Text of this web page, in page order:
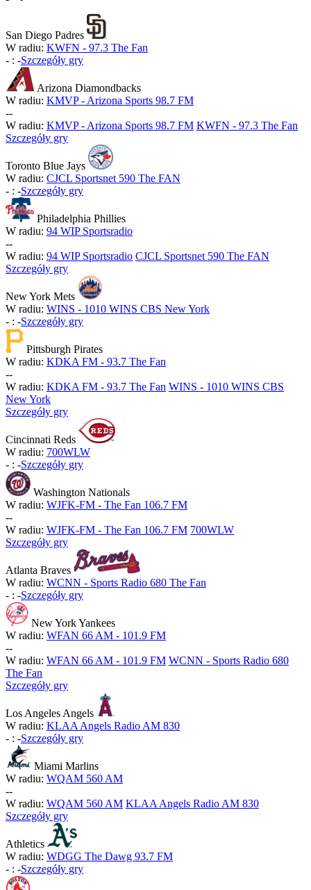
San Diego Padres
W radiu: KWFN - 97.3 The Fan
- : -Szczegóły gry
Arizona Diamondbacks
W radiu: KMVP - Arizona Sports 98.7 FM
--
W radiu: KMVP - Arizona Sports 98.7 FM KWFN - 97.3 The Fan
Szczegóły gry
Toronto Blue Jays
W radiu: CJCL Sportsnet 590 The FAN
- : -Szczegóły gry
Philadelphia Phillies
W radiu: 94 WIP Sportsradio
--
W radiu: 94 WIP Sportsradio CJCL Sportsnet 590 The FAN
Szczegóły gry
New York Mets
W radiu: WINS - 1010 WINS CBS New York
- : -Szczegóły gry
Pittsburgh Pirates
W radiu: KDKA FM - 93.7 The Fan
--
W radiu: KDKA FM - 93.7 The Fan WINS - 1010 WINS CBS
New York
Szczegóły gry
Cincinnati Reds
W radiu: 700WLW
- : -Szczegóły gry
Washington Nationals
W radiu: WJFK-FM - The Fan 106.7 FM
--
W radiu: WJFK-FM - The Fan 106.7 FM 700WLW
Szczegóły gry
Atlanta Braves
W radiu: WCNN - Sports Radio 680 The Fan
- : -Szczegóły gry
New York Yankees
W radiu: WFAN 66 AM - 101.9 FM
--
W radiu: WFAN 66 AM - 101.9 FM WCNN - Sports Radio 680
The Fan
Szczegóły gry
Los Angeles Angels
W radiu: KLAA Angels Radio AM 830
- : -Szczegóły gry
Miami Marlins
W radiu: WQAM 560 AM
--
W radiu: WQAM 560 AM KLAA Angels Radio AM 830
Szczegóły gry
Athletics
W radiu: WDGG The Dawg 93.7 FM
- : -Szczegóły gry